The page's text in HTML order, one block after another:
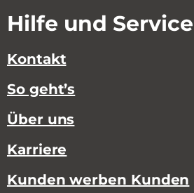
Hilfe und Service
Kontakt
So geht’s
Über uns
Karriere
Kunden werben Kunden